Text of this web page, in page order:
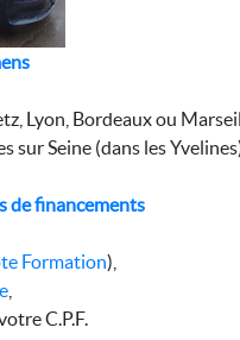
Lyon, Bordeaux ou
Seine (dans les
de financements
Formation),
C.P.F.